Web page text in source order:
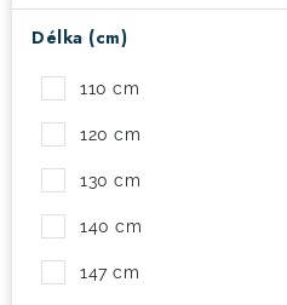
VÝPRODEJ
! Akce ! Obchodní podmínky
Moje objednávka
Délka (cm)
110 cm
120 cm
130 cm
140 cm
147 cm